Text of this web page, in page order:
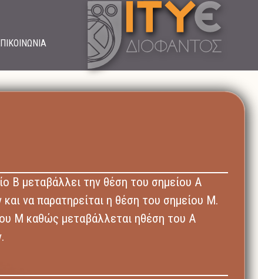
B μεταβάλλει την θέση του σημείου Α
να παρατηρείται η θέση του σημείου Μ.
Μ καθώς μεταβάλλεται ηθέση του Α